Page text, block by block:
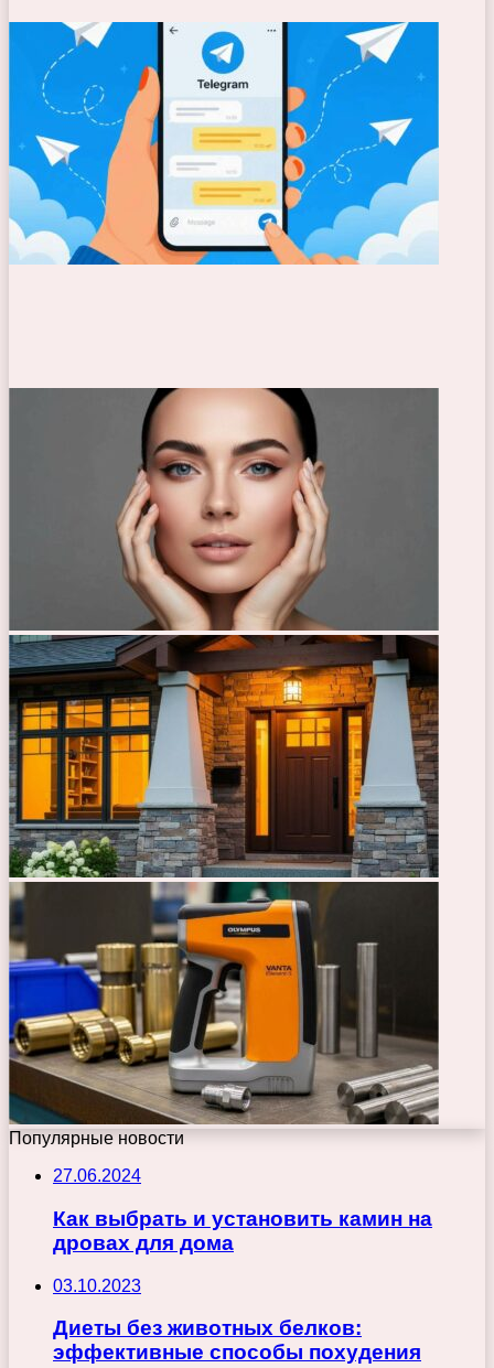
Популярные новости
27.06.2024
Как выбрать и установить камин на
дровах для дома
03.10.2023
Диеты без животных белков:
эффективные способы похудения